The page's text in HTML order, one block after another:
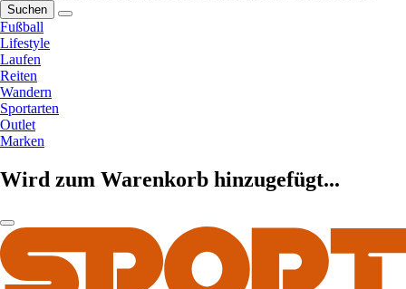
Suchen
Fußball
Lifestyle
Laufen
Reiten
Wandern
Sportarten
Outlet
Marken
Wird zum Warenkorb hinzugefügt...